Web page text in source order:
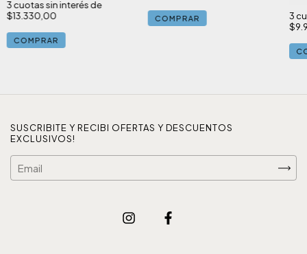
3cuotas sin interés de
$13.330,00
COMPRAR
COMPRAR
3
SUSCRIBITE Y RECIBI OFERTAS Y DESCUENTOS
EXCLUSIVOS!